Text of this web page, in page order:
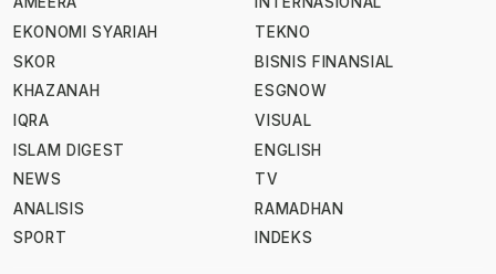
EKONOMI SYARIAH
SKOR
KHAZANAH
IQRA
ISLAM DIGEST
NEWS
ANALISIS
SPORT
TEKNO
BISNIS FINANSIAL
ESGNOW
VISUAL
ENGLISH
TV
RAMADHAN
INDEKS